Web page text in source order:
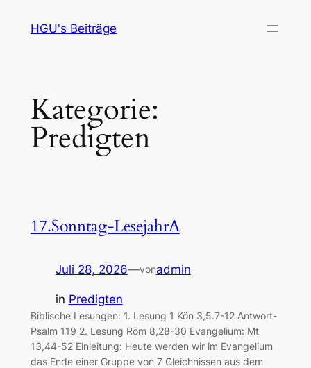
InhaltHGU's Beiträge
Kategorie:
Predigten
17.Sonntag-LesejahrA
Juli 28, 2026—vonadmin
in Predigten
Biblische Lesungen: 1. Lesung 1 Kön 3,5.7-12 Antwort-
Psalm 119 2. Lesung Röm 8,28-30 Evangelium: Mt
13,44-52 Einleitung: Heute werden wir im Evangelium
das Ende einer Gruppe von 7 Gleichnissen aus dem